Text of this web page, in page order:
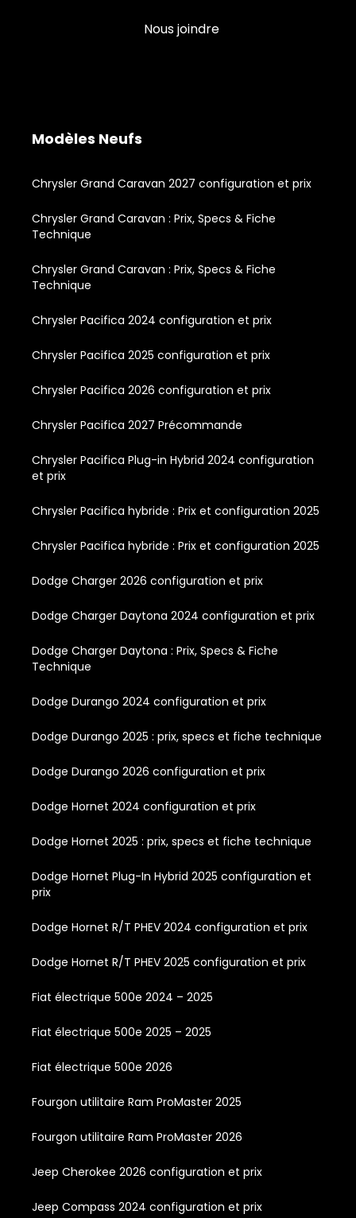
Nous joindre
Modèles Neufs
Chrysler Grand Caravan 2027 configuration et prix
Chrysler Grand Caravan : Prix, Specs & Fiche
Technique
Chrysler Grand Caravan : Prix, Specs & Fiche
Technique
Chrysler Pacifica 2024 configuration et prix
Chrysler Pacifica 2025 configuration et prix
Chrysler Pacifica 2026 configuration et prix
Chrysler Pacifica 2027 Précommande
Chrysler Pacifica Plug-in Hybrid 2024 configuration
et prix
Chrysler Pacifica hybride : Prix et configuration 2025
Chrysler Pacifica hybride : Prix et configuration 2025
Dodge Charger 2026 configuration et prix
Dodge Charger Daytona 2024 configuration et prix
Dodge Charger Daytona : Prix, Specs & Fiche
Technique
Dodge Durango 2024 configuration et prix
Dodge Durango 2025 : prix, specs et fiche technique
Dodge Durango 2026 configuration et prix
Dodge Hornet 2024 configuration et prix
Dodge Hornet 2025 : prix, specs et fiche technique
Dodge Hornet Plug-In Hybrid 2025 configuration et
prix
Dodge Hornet R/T PHEV 2024 configuration et prix
Dodge Hornet R/T PHEV 2025 configuration et prix
Fiat électrique 500e 2024 – 2025
Fiat électrique 500e 2025 – 2025
Fiat électrique 500e 2026
Fourgon utilitaire Ram ProMaster 2025
Fourgon utilitaire Ram ProMaster 2026
Jeep Cherokee 2026 configuration et prix
Jeep Compass 2024 configuration et prix